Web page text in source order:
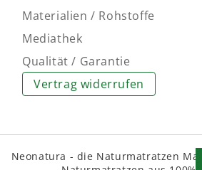
Materialien / Rohstoffe
Mediathek
Qualität / Garantie
Vertrag widerrufen
Neonatura - die Naturmatratzen